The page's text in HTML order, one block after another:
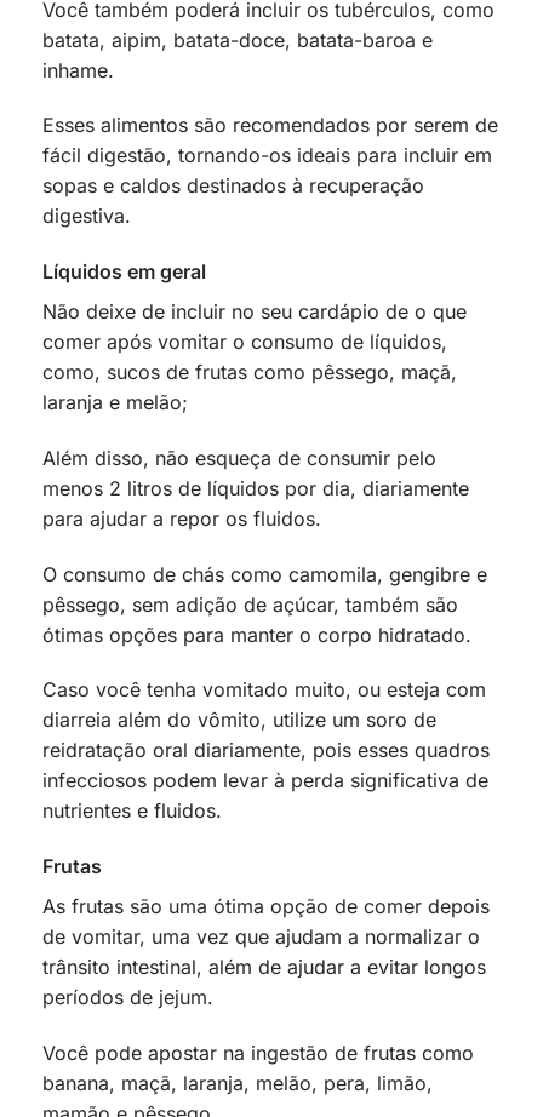
Você também poderá incluir os tubérculos, como
batata, aipim, batata-doce, batata-baroa e
inhame.
Esses alimentos são recomendados por serem de
fácil digestão, tornando-os ideais para incluir em
sopas e caldos destinados à recuperação
digestiva.
Líquidos em geral
Não deixe de incluir no seu cardápio de o que
comer após vomitar o consumo de líquidos,
como, sucos de frutas como pêssego, maçã,
laranja e melão;
Além disso, não esqueça de consumir pelo
menos 2 litros de líquidos por dia, diariamente
para ajudar a repor os fluidos.
O consumo de chás como camomila, gengibre e
pêssego, sem adição de açúcar, também são
ótimas opções para manter o corpo hidratado.
Caso você tenha vomitado muito, ou esteja com
diarreia além do vômito, utilize um soro de
reidratação oral diariamente, pois esses quadros
infecciosos podem levar à perda significativa de
nutrientes e fluidos.
Frutas
As frutas são uma ótima opção de comer depois
de vomitar, uma vez que ajudam a normalizar o
trânsito intestinal, além de ajudar a evitar longos
períodos de jejum.
Você pode apostar na ingestão de frutas como
banana, maçã, laranja, melão, pera, limão,